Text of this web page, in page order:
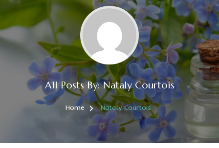
All Posts By: Nataly Courtois
Home Nataly Courtois